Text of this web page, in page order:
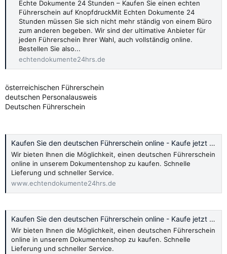
Echte Dokumente 24 Stunden – Kaufen Sie einen echten
Führerschein auf KnopfdruckMit Echten Dokumente 24
Stunden müssen Sie sich nicht mehr ständig von einem Büro
zum anderen begeben. Wir sind der ultimative Anbieter für
jeden Führerschein Ihrer Wahl, auch vollständig online.
Bestellen Sie also...
echtendokumente24hrs.de
österreichischen Führerschein
deutschen Personalausweis
Deutschen Führerschein
Kaufen Sie den deutschen Führerschein online - Kaufe jetzt 2024
Wir bieten Ihnen die Möglichkeit, einen deutschen Führerschein
online in unserem Dokumentenshop zu kaufen. Schnelle
Lieferung und schneller Service.
www.echtendokumente24hrs.de
Kaufen Sie den deutschen Führerschein online - Kaufe jetzt 2024
Wir bieten Ihnen die Möglichkeit, einen deutschen Führerschein
online in unserem Dokumentenshop zu kaufen. Schnelle
Lieferung und schneller Service.